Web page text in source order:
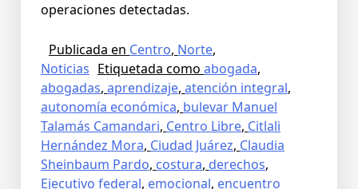
operaciones detectadas.
Publicada en Centro, Norte,
Noticias Etiquetada como abogada,
abogadas, aprendizaje, atención integral,
autonomía económica, bulevar Manuel
Talamás Camandari, Centro Libre, Citlali
Hernández Mora, Ciudad Juárez, Claudia
Sheinbaum Pardo, costura, derechos,
Ejecutivo federal, emocional, encuentro